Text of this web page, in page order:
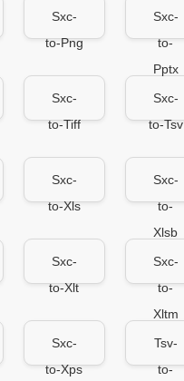
Sxc-
to-Png
Sxc-
to-
Pptx
Sxc-
to-Tiff
Sxc-
to-Tsv
Sxc-
to-Xls
Sxc-
to-
Xlsb
Sxc-
to-Xlt
Sxc-
to-
Xltm
Sxc-
to-Xps
Tsv-
to-